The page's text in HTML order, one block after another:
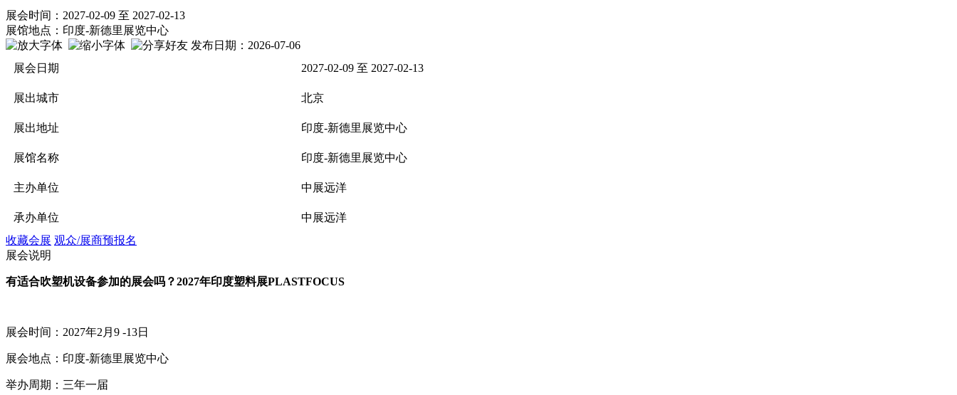
展会时间：2027-02-09 至 2027-02-13
展馆地点：印度-新德里展览中心
发布日期：2026-07-06
展会日期
2027-02-09 至 2027-02-13
展出城市 北京
展出地址 印度-新德里展览中心
展馆名称 印度-新德里展览中心
主办单位 中展远洋
承办单位
中展远洋
收藏会展 观众/展商预报名
展会说明
有适合吹塑机设备参加的展会吗？2027年印度塑料展PLASTFOCUS
展会时间： 2027年2 月 9 -13日
展会地点： 印度-新德里展览中心
举办周期：三年一届